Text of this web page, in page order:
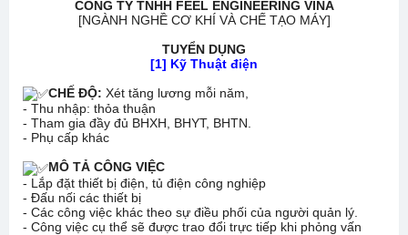
CÔNG TY TNHH FEEL ENGINEERING VINA
[NGÀNH NGHỀ CƠ KHÍ VÀ CHẾ TẠO MÁY]
TUYỂN DỤNG
[1] Kỹ Thuật điện
CHẾ ĐỘ: Xét tăng lương mỗi năm,
- Thu nhập: thỏa thuận
- Tham gia đầy đủ BHXH, BHYT, BHTN.
- Phụ cấp khác
MÔ TẢ CÔNG VIỆC
- Lắp đặt thiết bị điện, tủ điện công nghiệp
- Đấu nối các thiết bị
- Các công việc khác theo sự điều phối của người quản lý.
- Công việc cụ thể sẽ được trao đổi trực tiếp khi phỏng vấn